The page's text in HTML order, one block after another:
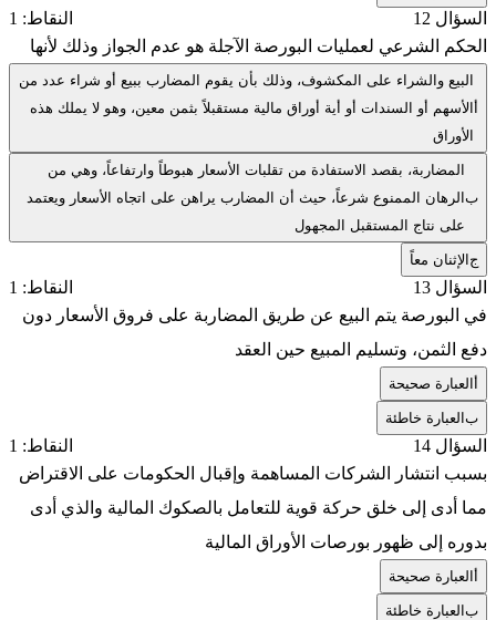
السؤال 12
النقاط: 1
الحكم الشرعي لعمليات البورصة الآجلة هو عدم الجواز وذلك لأنها
البيع والشراء على المكشوف، وذلك بأن يقوم المضارب ببيع أو شراء عدد من
الأسهم أو السندات أو أية أوراق مالية مستقبلاً بثمن معين، وهو لا يملك هذه
الأوراق
ب
المضاربة، بقصد الاستفادة من تقلبات الأسعار هبوطاً وارتفاعاً، وهي من
الرهان الممنوع شرعاً، حيث أن المضارب يراهن على اتجاه الأسعار ويعتمد
على نتاج المستقبل المجهول
جالإثنان معاً
السؤال 13
النقاط: 1
في البورصة يتم البيع عن طريق المضاربة على فروق الأسعار دون
دفع الثمن، وتسليم المبيع حين العقد
العبارة صحيحة
بالعبارة خاطئة
السؤال 14
النقاط: 1
بسبب انتشار الشركات المساهمة وإقبال الحكومات على الاقتراض
مما أدى إلى خلق حركة قوية للتعامل بالصكوك المالية والذي أدى
بدوره إلى ظهور بورصات الأوراق المالية
العبارة صحيحة
بالعبارة خاطئة